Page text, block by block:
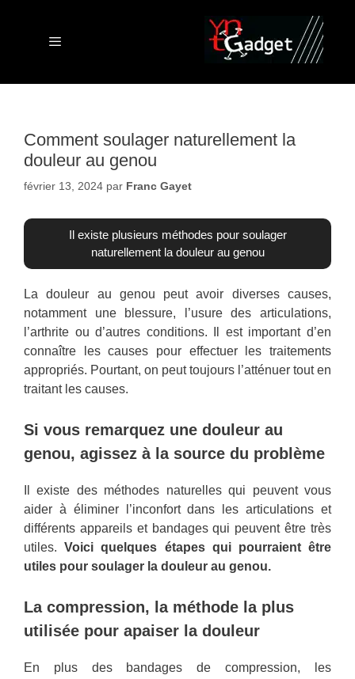
Menu
Comment soulager naturellement la
douleur au genou
février 13, 2024 par Franc Gayet
Il existe plusieurs méthodes pour soulager
naturellement la douleur au genou
La douleur au genou peut avoir diverses causes,
notamment une blessure, l’usure des articulations,
l’arthrite ou d’autres conditions. Il est important d’en
connaître les causes pour effectuer les traitements
appropriés. Pourtant, on peut toujours l’atténuer tout en
traitant les causes.
Si vous remarquez une douleur au
genou, agissez à la source du problème
Il existe des méthodes naturelles qui peuvent vous
aider à éliminer l’inconfort dans les articulations et
différents appareils et bandages qui peuvent être très
utiles.Voici quelques étapes qui pourraient être
utiles pour soulager la douleur au genou.
La compression, la méthode la plus
utilisée pour apaiser la douleur
En plus des bandages de compression, les